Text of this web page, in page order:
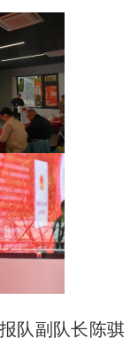
队副队长陈骐